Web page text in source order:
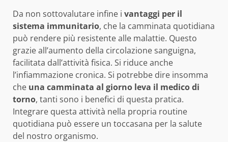
Da non sottovalutare infine i vantaggi per il
sistema immunitario, che la camminata quotidiana
può rendere più resistente alle malattie. Questo
grazie all’aumento della circolazione sanguigna,
facilitata dall’attività fisica. Si riduce anche
l’infiammazione cronica. Si potrebbe dire insomma
che una camminata al giorno leva il medico di
torno, tanti sono i benefici di questa pratica.
Integrare questa attività nella propria routine
quotidiana può essere un toccasana per la salute
del nostro organismo.